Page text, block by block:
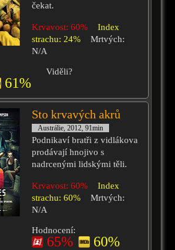
čekat.
Krvavost: 60%
Index
strachu: 24%
Mrtvých:
N/A
61%
Viděli?
Sto krvavých akrů
Austrálie, 2012, 91min
Podnikaví bratři z vidlákova
prodávají hnojivo s
nadrcenými lidskými těli.
Krvavost: 60%
Index
strachu: 60%
Mrtvých:
N/A
Hodnocení:
65% 60%